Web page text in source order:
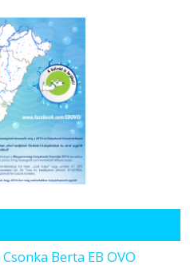
Csonka Berta EB OVO